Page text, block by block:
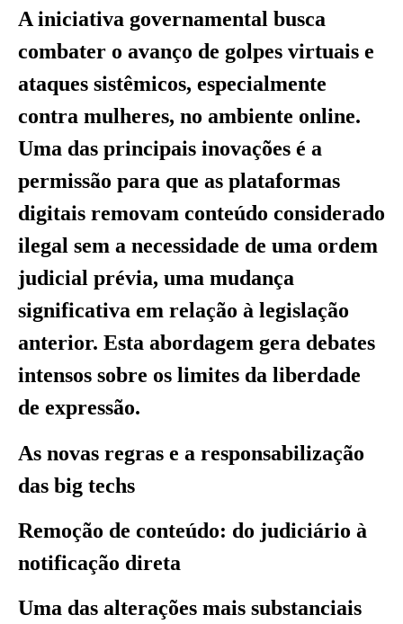
A iniciativa governamental busca
combater o avanço de golpes virtuais e
ataques sistêmicos, especialmente
contra mulheres, no ambiente online.
Uma das principais inovações é a
permissão para que as plataformas
digitais removam conteúdo considerado
ilegal sem a necessidade de uma ordem
judicial prévia, uma mudança
significativa em relação à legislação
anterior. Esta abordagem gera debates
intensos sobre os limites da liberdade
de expressão.
As novas regras e a responsabilização
das big techs
Remoção de conteúdo: do judiciário à
notificação direta
Uma das alterações mais substanciais